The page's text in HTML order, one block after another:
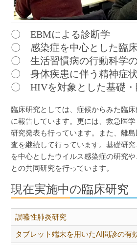
〇 EBMによる診断学
〇 感染症を中心とした臨
〇 生活習慣病の行動科学
〇 身体疾患に伴う精神症
〇 HIVを対象とした基礎・
臨床研究としては、症候からみた臨
に報告しています。更には、救急医
研究発表も行っています。また、離
査を継続して行っています。基礎研
を中心としたウイルス感染症の研究
との共同研究を行っています。
現在実施中の臨床研究
誤嚥性肺炎研究
タブレット端末を用いたAI問診の有